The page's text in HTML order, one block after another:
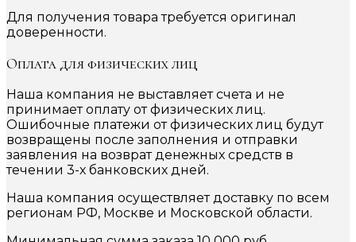
Для получения товара требуется оригинал
доверенности.
Оплата для физических лиц
Наша компания не выставляет счета и не
принимает оплату от физических лиц.
Ошибочные платежи от физических лиц будут
возвращены после заполнения и отправки
заявления на возврат денежных средств в
течении 3-х банковских дней.
Наша компания осуществляет доставку по всем
регионам РФ, Москве и Московской области.